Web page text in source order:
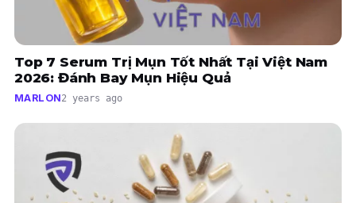
Top 7 Serum Trị Mụn Tốt Nhất Tại Việt Nam
2026: Đánh Bay Mụn Hiệu Quả
MARLON2 years ago